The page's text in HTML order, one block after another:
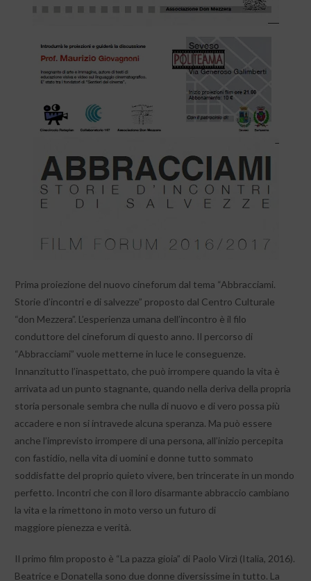
Prima proiezione del nuovo cineforum dal tema “Abbracciami.
Storie d’incontri e di salvezze” proposto dal Centro Culturale
“don Mezzera”. L’esperienza umana dell’incontro è il filo
conduttore del cineforum di questo anno. Il percorso di
“Abbracciami” vuole metterne in luce le conseguenze.
Innanzitutto l’inaspettato, che può irrompere quando la vita è
arrivata ad un punto stagnante, quando nella deriva della propria
storia personale sembra che nulla di nuovo e di vero possa più
accadere e non si intravede alcuna speranza. Ma può essere
anche l’imprevisto irrompere di una persona, all’inizio percepita
con fastidio, nella vita di uomini e donne tutto sommato
soddisfatte del proprio quieto vivere, ben trincerate in un mondo
perfetto. Incontri che con il loro disarmante abbraccio cambiano
la vita e la rimettono in moto verso un futuro di
maggiore pienezza e verità.
Il primo film proposto è “La pazza gioia” di Paolo Virzì (Italia, 2016).
Beatrice e Donatella sono due donne diversissime in tutto. La